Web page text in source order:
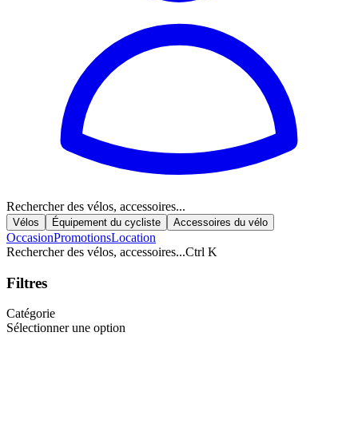
Rechercher des vélos, accessoires...
Vélos Équipement du cycliste Accessoires du vélo
OccasionPromotionsLocation
Rechercher des vélos, accessoires...Ctrl K
Filtres
Catégorie
Sélectionner une option